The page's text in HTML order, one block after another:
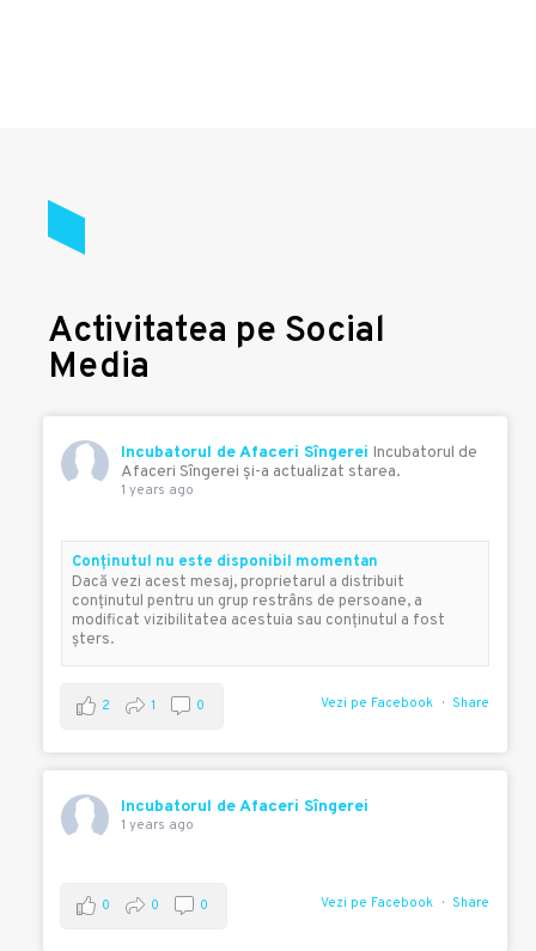
Activitatea pe Social
Media
Incubatorul de Afaceri Sîngerei Incubatorul de
Afaceri Sîngerei şi-a actualizat starea.
1 years ago
Conţinutul nu este disponibil momentan
Dacă vezi acest mesaj, proprietarul a distribuit
conţinutul pentru un grup restrâns de persoane, a
modificat vizibilitatea acestuia sau conţinutul a fost
şters.
Vezi pe Facebook Share
2 1 0
Incubatorul de Afaceri Sîngerei
1 years ago
Vezi pe Facebook Share
0 0 0